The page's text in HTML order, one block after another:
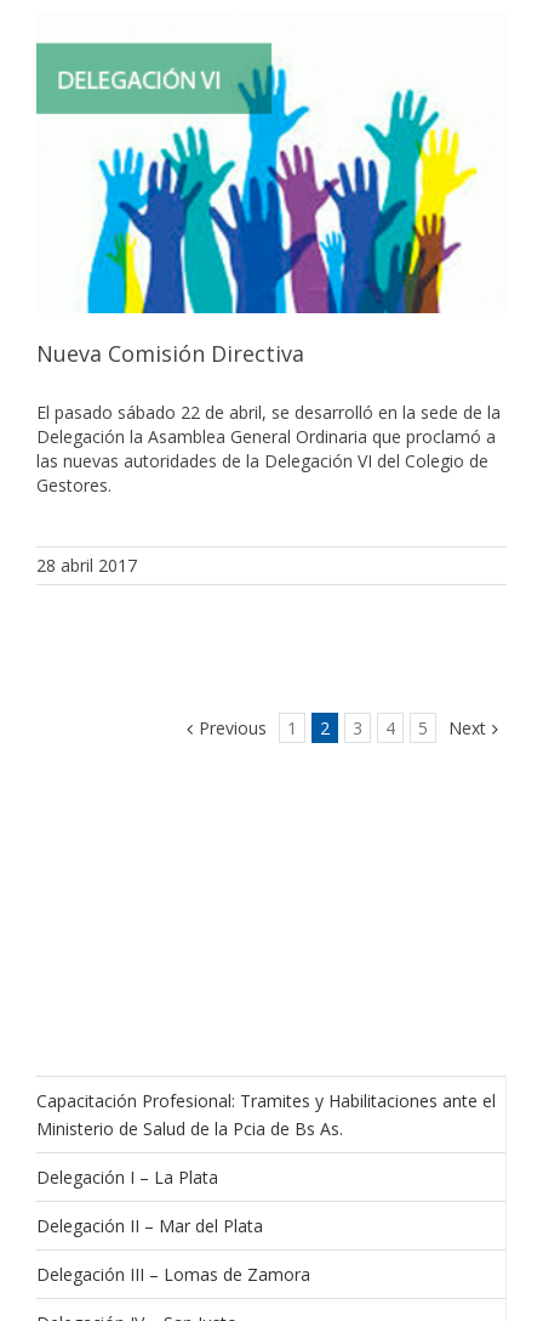
Nueva Comisión Directiva
El pasado sábado 22 de abril, se desarrolló en la sede de la
Delegación la Asamblea General Ordinaria que proclamó a
las nuevas autoridades de la Delegación VI del Colegio de
Gestores.
28 abril 2017
Previous 1 2 3 4 5 Next
Capacitación Profesional: Tramites y Habilitaciones ante el
Ministerio de Salud de la Pcia de Bs As.
Delegación I – La Plata
Delegación II – Mar del Plata
Delegación III – Lomas de Zamora